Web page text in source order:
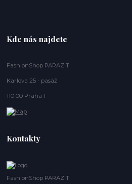
Kde nás najdete
FashionShop PARAZIT
Karlova 25 - pasáž
110 00 Praha 1
Kontakty
FashionShop PARAZIT